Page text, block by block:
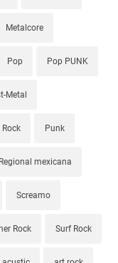
Metalcore
Pop Pop PUNK
Metal
Rock Punk
Regional mexicana
Screamo
Rock Surf Rock